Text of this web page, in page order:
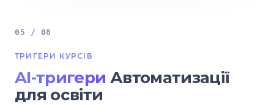
05 / 08
ТРИГЕРИ КУРСІВ
AI-тригери Автоматизації
для освіти